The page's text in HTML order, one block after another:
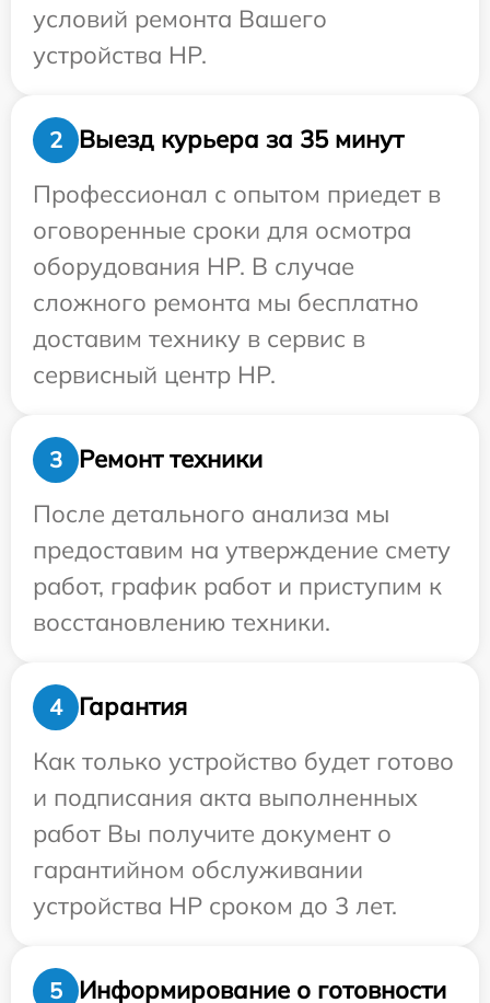
условий ремонта Вашего
устройства HP.
2
Выезд курьера за 35 минут
Профессионал с опытом приедет в
оговоренные сроки для осмотра
оборудования HP. В случае
сложного ремонта мы бесплатно
доставим технику в сервис в
сервисный центр HP.
3
Ремонт техники
После детального анализа мы
предоставим на утверждение смету
работ, график работ и приступим к
восстановлению техники.
4
Гарантия
Как только устройство будет готово
и подписания акта выполненных
работ Вы получите документ о
гарантийном обслуживании
устройства HP сроком до 3 лет.
5 Информирование о готовности